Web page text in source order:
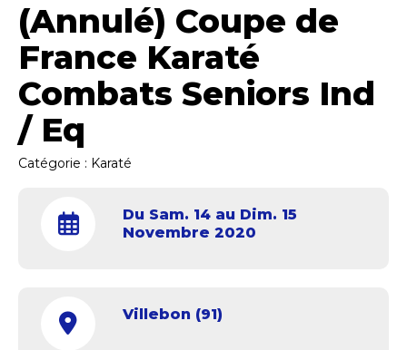
(Annulé) Coupe de
France Karaté
Combats Seniors Ind
/ Eq
Catégorie : Karaté
Du Sam. 14 au Dim. 15
Novembre 2020
Villebon (91)